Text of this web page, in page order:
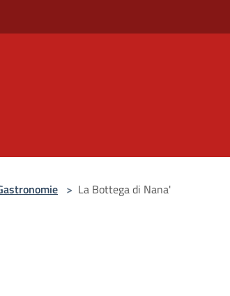
> La Bottega di Nana'